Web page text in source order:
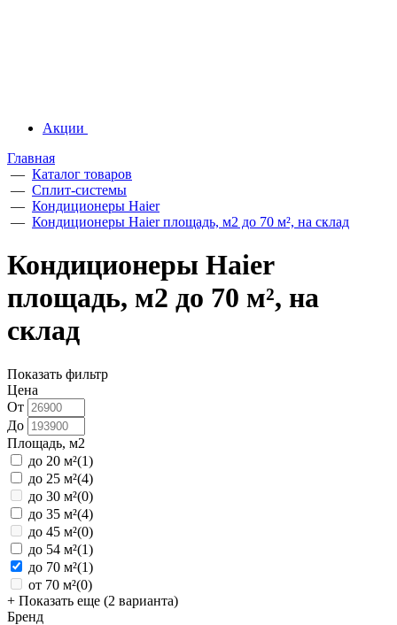
Акции
Главная
— Каталог товаров
— Сплит-системы
— Кондиционеры Haier
— Кондиционеры Haier площадь, м2 до 70 м², на склад
Кондиционеры Haier
площадь, м2 до 70 м², на
склад
Показать фильтр
Цена
От
До
Площадь, м2
до 20 м²(1)
до 25 м²(4)
до 30 м²(0)
до 35 м²(4)
до 45 м²(0)
до 54 м²(1)
до 70 м²(1)
от 70 м²(0)
+ Показать еще (2 варианта)
Бренд